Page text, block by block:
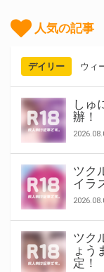
人気の記事
デイリー ウィ
しゅ
辦！
ツク
イラ
ツク
ょう
定！